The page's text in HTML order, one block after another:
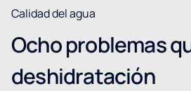
Calidad del agua
Ocho problemas
deshidratación